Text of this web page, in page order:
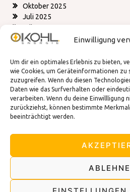
Einwilligung
Um dir ein optimales Erlebnis zu bieten,
wie Cookies, um Geräteinformationen zu
zuzugreifen. Wenn du diesen
Daten wie das Surfverhalten oder
verarbeiten. Wenn du deine Einwillligung
zurückziehst, können bestimmte
beeinträchtigt werden.
Oktober 2025
Juli 2025
März 2025
Kategorien
Blog
Energiesparen
Existenzgruendung
Tipps und Tricks